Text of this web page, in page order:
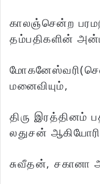
காலஞ்சென்ற
தம்பதிகளின்
மனைவியும்,
திரு இரத்தினம்
லதுசன்
சுவீதன், சகானா